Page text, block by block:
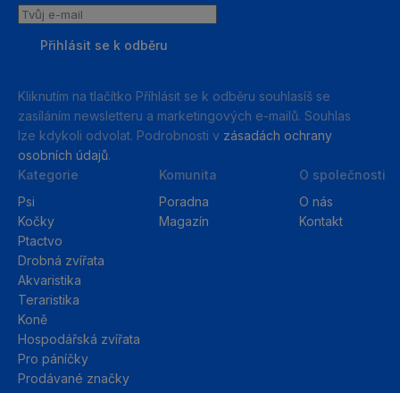
Tvůj
Přihlásit se k odběru
Kliknutím na tlačítko Příhlásit se k odběru souhlasíš se
zasíláním newsletteru a marketingových e-mailů. Souhlas
lze kdykoli odvolat. Podrobnosti v zásadách ochrany
osobních údajů.
Kategorie
Psi
Kočky
Ptactvo
Drobná zvířata
Akvaristika
Teraristika
Koně
Hospodářská zvířata
Pro páníčky
Prodávané značky
Komunita
Poradna
Magazín
O společnosti
O nás
Kontakt